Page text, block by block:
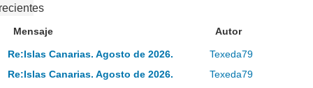
Mensaje Autor
Re:Islas Canarias. Agosto de 2026.
Texeda79
Re:Islas Canarias. Agosto de 2026.
Texeda79